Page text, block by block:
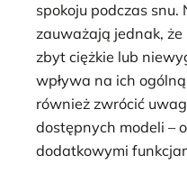
spokoju podczas
zauważają jednak,
zbyt ciężkie lub
wpływa na ich
również zwrócić
dostępnych modeli –
dodatkowymi